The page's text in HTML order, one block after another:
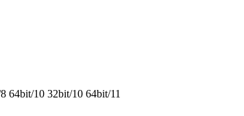
10 32bit/10 64bit/11